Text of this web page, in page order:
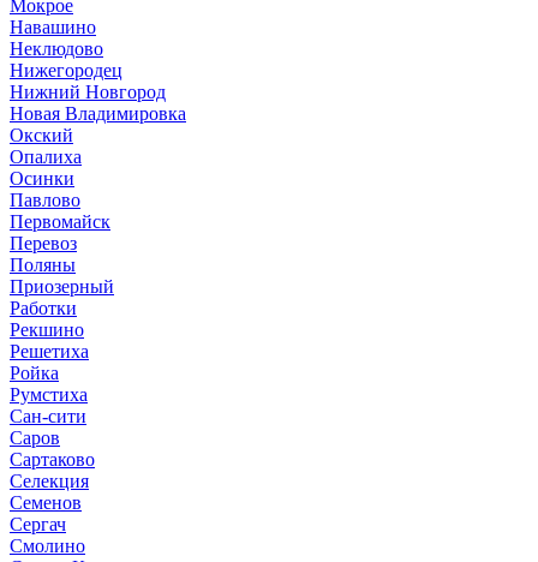
Мокрое
Навашино
Неклюдово
Нижегородец
Нижний Новгород
Новая Владимировка
Окский
Опалиха
Осинки
Павлово
Первомайск
Перевоз
Поляны
Приозерный
Работки
Рекшино
Решетиха
Ройка
Румстиха
Сан-сити
Саров
Сартаково
Селекция
Семенов
Сергач
Смолино